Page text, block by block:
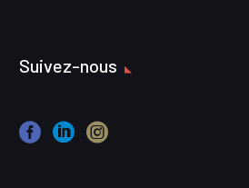
Suivez-nous